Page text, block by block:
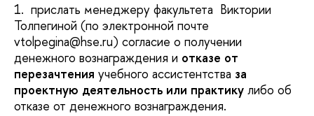
1. прислать менеджеру факультета Виктории
Толпегиной (по электронной почте
vtolpegina@hse.ru) согласие о получении
денежного вознаграждения и отказе от
перезачтения учебного ассистентства за
проектную деятельность или практику либо об
отказе от денежного вознаграждения.